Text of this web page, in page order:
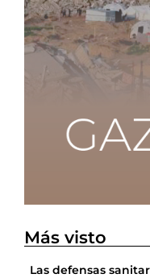
Más visto
Las defensas